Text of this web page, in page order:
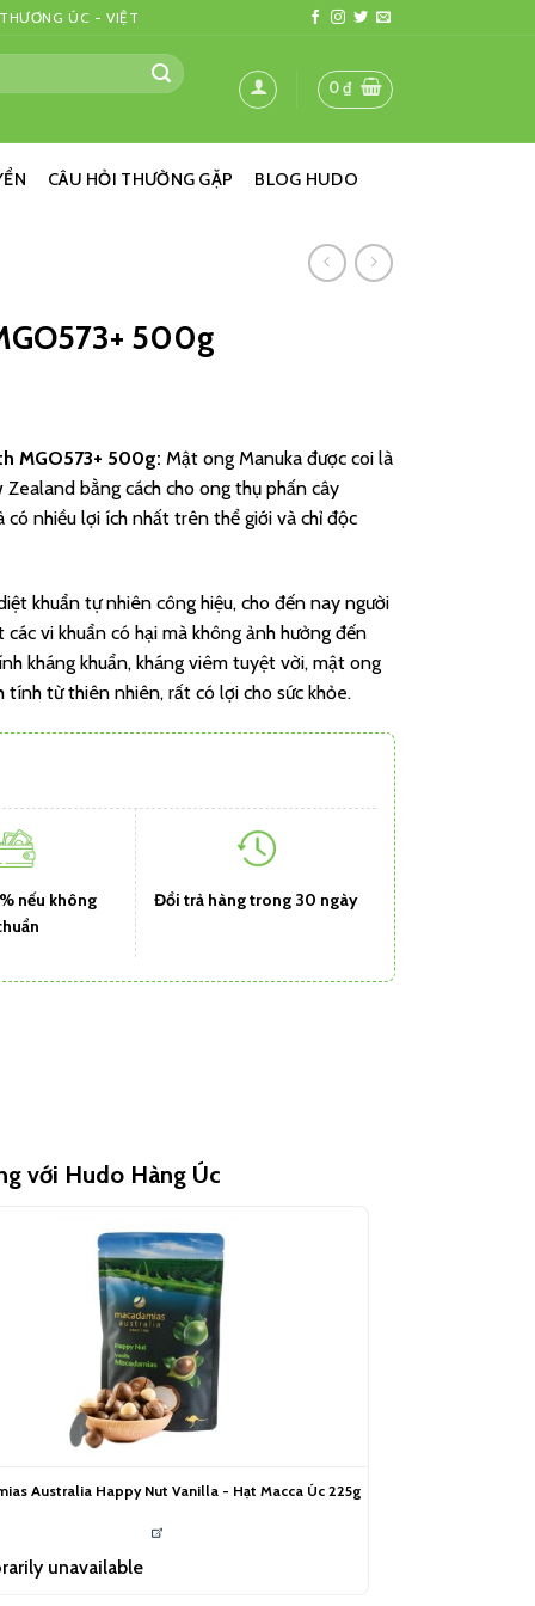
ÚC - VIỆT
0₫
CÂU HỎI THƯỜNG GẶP BLOG HUDO
500g
MGO573+ 500g: Mật ong Manuka được coi là
bằng cách cho ong thụ phấn cây
nhiều lợi ích nhất trên thể giới và chỉ độc
khuẩn tự nhiên công hiệu, cho đến nay người
vi khuẩn có hại mà không ảnh hưởng đến
kháng khuẩn, kháng viêm tuyệt vời, mật ong
từ thiên nhiên, rất có lợi cho sức khỏe.
nếu không
Đổi trả hàng trong 30 ngày
với Hudo Hàng Úc
Australia Happy Nut Vanilla - Hạt Macca Úc 225g
unavailable